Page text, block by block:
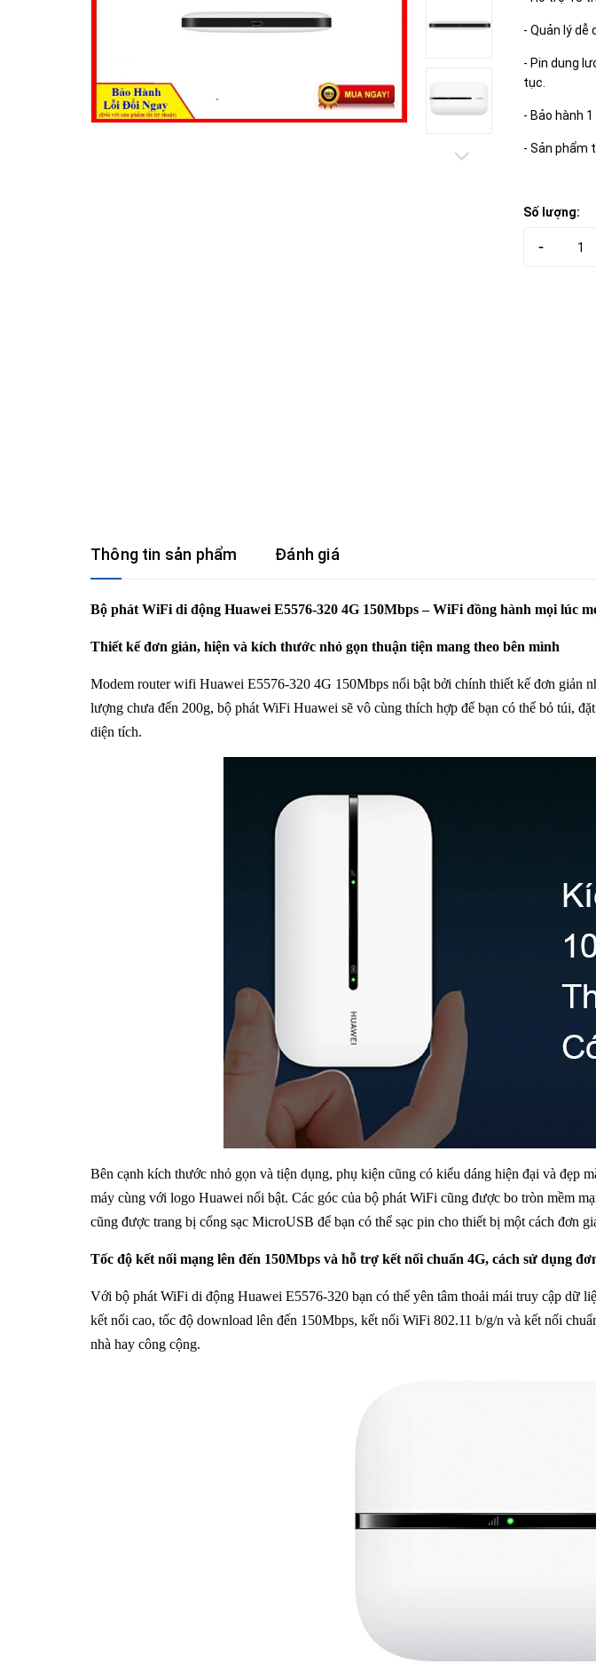
- Quản lý dễ
- Pin dung
tục.
- Bảo hành
- Sản phẩm
Số lượng:
-
Thông tin sản phẩm Đánh giá
Bộ phát WiFi di động Huawei E5576-320 4G 150Mbps – WiFi đồng hành mọi lúc
Thiết kế đơn giản, hiện và kích thước nhỏ gọn thuận tiện mang theo bên mình
Modem router wifi Huawei E5576-320 4G 150Mbps nổi bật bởi chính thiết kế đơn giản
lượng chưa đến 200g, bộ phát WiFi Huawei sẽ vô cùng thích hợp để bạn có thể bỏ túi,
diện tích.
Bên cạnh kích thước nhỏ gọn và tiện dụng, phụ kiện cũng có kiểu dáng hiện đại và đẹp
máy cùng với logo Huawei nổi bật. Các góc của bộ phát WiFi cũng được bo tròn mềm
cũng được trang bị cổng sạc MicroUSB để bạn có thể sạc pin cho thiết bị một cách đơn
Tốc độ kết nối mạng lên đến 150Mbps và hỗ trợ kết nối chuẩn 4G, cách sử dụng
Với bộ phát WiFi di động Huawei E5576-320 bạn có thể yên tâm thoải mái truy cập dữ
kết nối cao, tốc độ download lên đến 150Mbps, kết nối WiFi 802.11 b/g/n và kết nối
nhà hay công cộng.